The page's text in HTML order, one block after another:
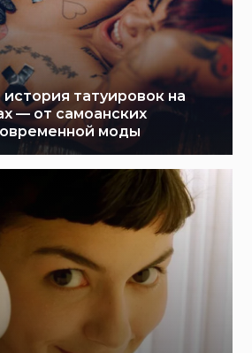
татуировок на
— от самоанских
моды